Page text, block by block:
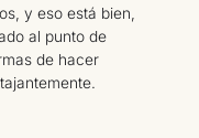
y eso está bien,
al punto de
de hacer